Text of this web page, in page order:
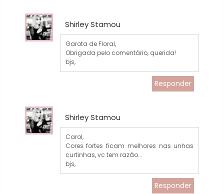
Shirley Stamou
Garota de Floral,
Obrigada pelo comentário, querida!
bjs,
Responder
Shirley Stamou
Carol,
Cores fortes ficam melhores nas unhas
curtinhas, vc tem razão...
bjs,
Responder